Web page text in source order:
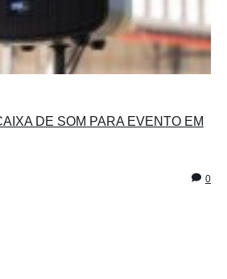
DE SOM PARA EVENTO EM
0